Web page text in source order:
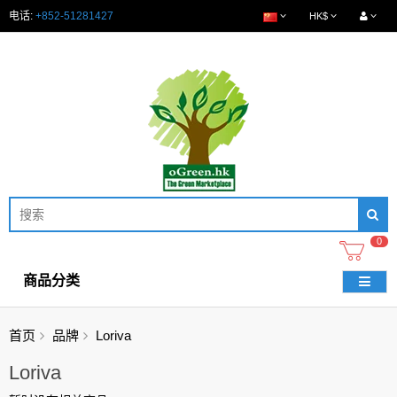
电话: +852-51281427 HK$
0
商品分类
首页 品牌 Loriva
Loriva